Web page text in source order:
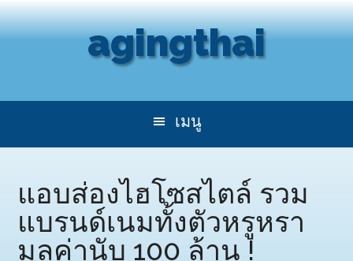
Skip
to
Skip
to
agingthai
แอบส่องไฮโซสไตล์ รวม
แบรนด์เนมทั้งตัวหรูหรา
มูลค่านับ 100 ล้าน !